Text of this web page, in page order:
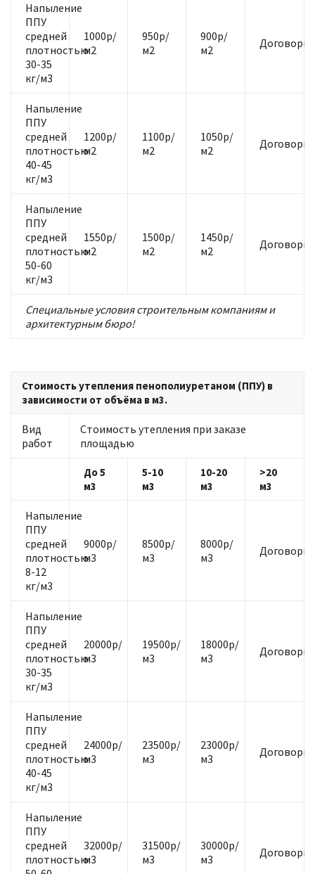
Напыление
ППУ
средней
плотностью
30-35
кг/м3
1000р/
м2
950р/
м2
900р/
м2
Напыление
ППУ
средней
плотностью
40-45
кг/м3
1200р/
м2
1100р/
м2
1050р/
м2
Напыление
ППУ
средней
плотностью
50-60
кг/м3
1550р/
м2
1500р/
м2
1450р/
м2
Специальные условия строительным компаниям и
архитектурным бюро!
Стоимость утепления пенополиуретаном (ППУ) в
зависимости от объёма в м3.
Вид
работ
Стоимость утепления при заказе
площадью
До 5
м3
5-10
м3
10-20
м3
>20
м3
Напыление
ППУ
средней
плотностью
8-12
кг/м3
9000р/
м3
8500р/
м3
8000р/
м3
Напыление
ППУ
средней
плотностью
30-35
кг/м3
20000р/
м3
19500р/
м3
18000р/
м3
Напыление
ППУ
средней
плотностью
40-45
кг/м3
24000р/
м3
23500р/
м3
23000р/
м3
Напыление
ППУ
средней
плотностью
32000р/
м3
31500р/
м3
30000р/
м3